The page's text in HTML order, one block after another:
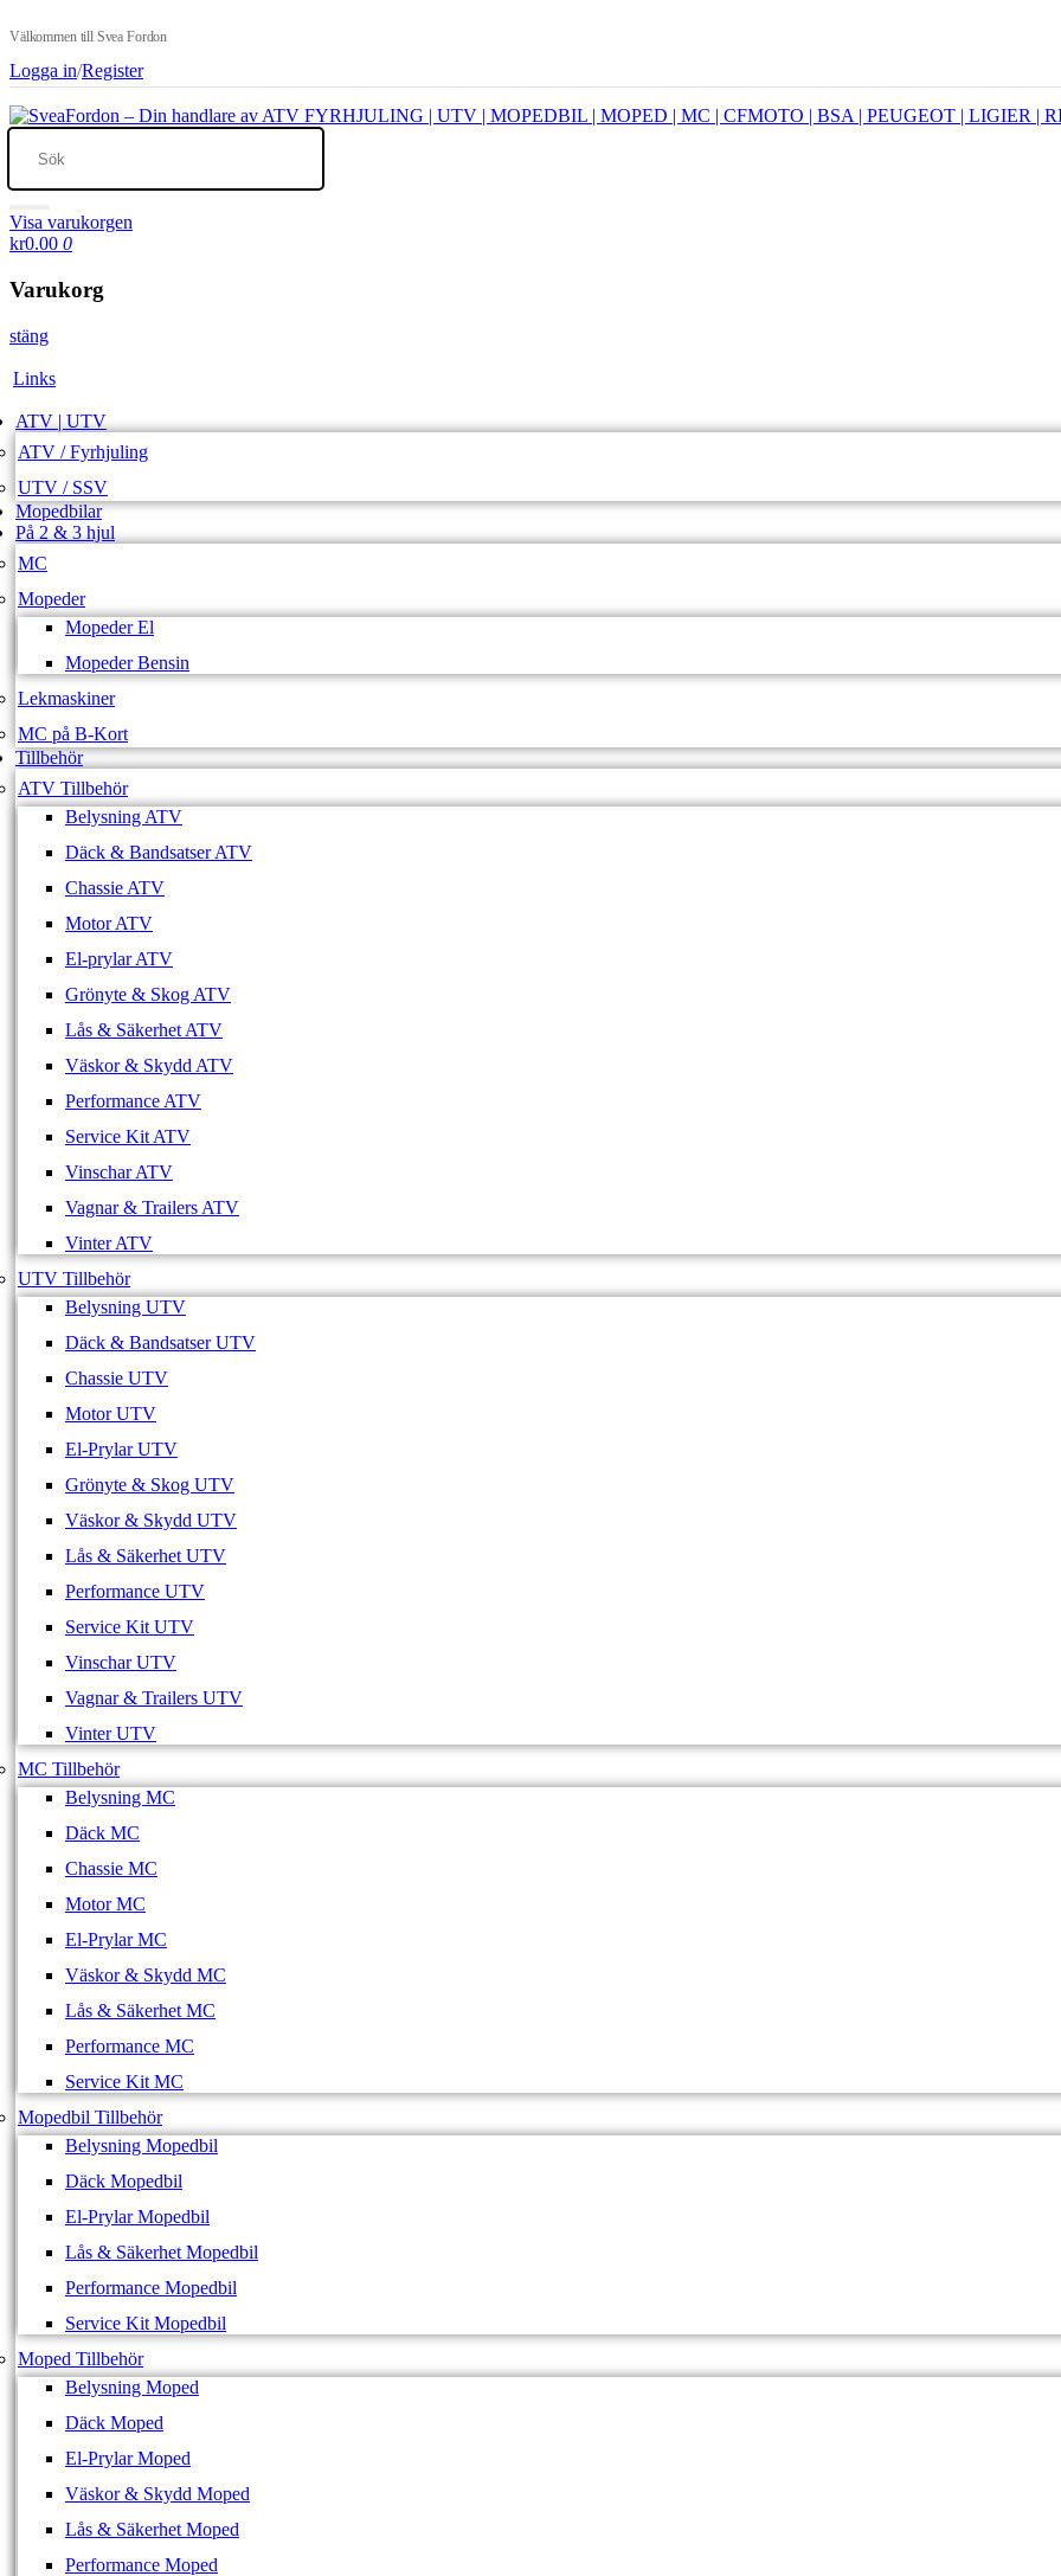
Välkommen till Svea Fordon
Logga in/Register
Visa varukorgen
kr0.00 0
Varukorg
stäng
Links
ATV | UTV
ATV / Fyrhjuling
UTV / SSV
Mopedbilar
På 2 & 3 hjul
MC
Mopeder
Mopeder El
Mopeder Bensin
Lekmaskiner
MC på B-Kort
Tillbehör
ATV Tillbehör
Belysning ATV
Däck & Bandsatser ATV
Chassie ATV
Motor ATV
El-prylar ATV
Grönyte & Skog ATV
Lås & Säkerhet ATV
Väskor & Skydd ATV
Performance ATV
Service Kit ATV
Vinschar ATV
Vagnar & Trailers ATV
Vinter ATV
UTV Tillbehör
Belysning UTV
Däck & Bandsatser UTV
Chassie UTV
Motor UTV
El-Prylar UTV
Grönyte & Skog UTV
Väskor & Skydd UTV
Lås & Säkerhet UTV
Performance UTV
Service Kit UTV
Vinschar UTV
Vagnar & Trailers UTV
Vinter UTV
MC Tillbehör
Belysning MC
Däck MC
Chassie MC
Motor MC
El-Prylar MC
Väskor & Skydd MC
Lås & Säkerhet MC
Performance MC
Service Kit MC
Mopedbil Tillbehör
Belysning Mopedbil
Däck Mopedbil
El-Prylar Mopedbil
Lås & Säkerhet Mopedbil
Performance Mopedbil
Service Kit Mopedbil
Moped Tillbehör
Belysning Moped
Däck Moped
El-Prylar Moped
Väskor & Skydd Moped
Lås & Säkerhet Moped
Performance Moped